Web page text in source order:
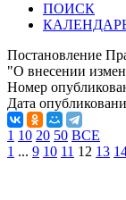
ПОИСК
Постановление
"О внесении
Номер
Дата
1 10 20 50 ВСЕ
1 ... 9 10 11 12 13